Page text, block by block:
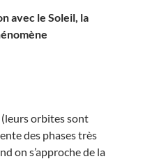
avec le Soleil, la
(leurs orbites sont
des phases très
on s’approche de la